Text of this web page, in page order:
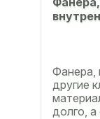
Фанера,
другие
долго,